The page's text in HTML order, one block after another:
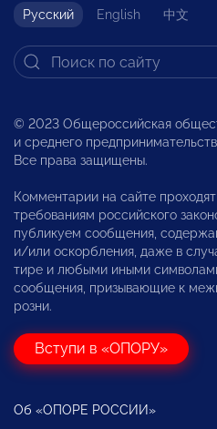
Русский English 中文
© 2023 Общероссийская
и среднего
Все права защищены.
Комментарии на сайте
требованиям российского
публикуем сообщения,
и/или оскорбления, даже в
тире и любыми иными
сообщения, призывающие к
розни.
Вступи в «ОПОРУ»
Об «ОПОРЕ РОССИИ»